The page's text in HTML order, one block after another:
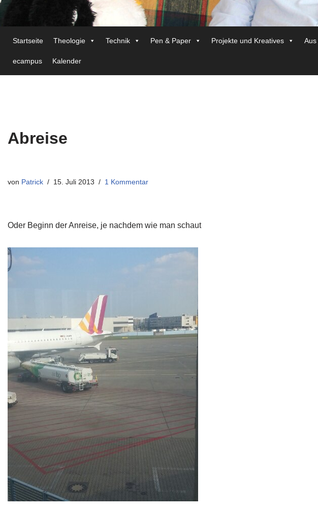
Startseite Theologie Technik Pen & Paper Projekte und Kreatives
ecampus Kalender
Abreise
von Patrick 15. Juli 2013 1 Kommentar
Oder Beginn der Anreise, je nachdem wie man schaut